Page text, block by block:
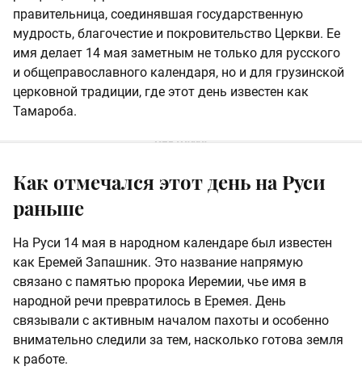
правительница, соединявшая государственную
мудрость, благочестие и покровительство Церкви. Ее
имя делает 14 мая заметным не только для русского
и общеправославного календаря, но и для грузинской
церковной традиции, где этот день известен как
Тамароба.
Как отмечался этот день на Руси
раньше
На Руси 14 мая в народном календаре был известен
как Еремей Запашник. Это название напрямую
связано с памятью пророка Иеремии, чье имя в
народной речи превратилось в Еремея. День
связывали с активным началом пахоты и особенно
внимательно следили за тем, насколько готова земля
к работе.